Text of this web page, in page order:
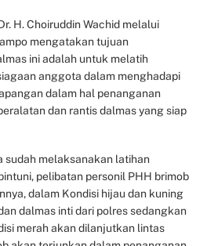
H. Choiruddin Wachid melalui
mengatakan tujuan
ini adalah untuk melatih
anggota dalam menghadapi
dalam hal penanganan
dan rantis dalmas yang siap
sudah melaksanakan latihan
pelibatan personil PHH brimob
dalam Kondisi hijau dan kuning
dalmas inti dari polres sedangkan
merah akan dilanjutkan lintas